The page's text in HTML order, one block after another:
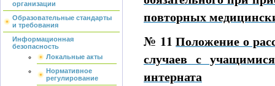
организации
Образовательные стандарты
и требования
Информационная
безопасность
Локальные акты
Нормативное
регулирование
повторных
№ 11Положение о
случаев с
интерната